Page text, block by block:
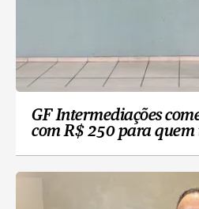
GF Intermediações
com R$ 250 para